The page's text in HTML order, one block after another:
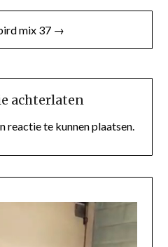
mix 37 →
achterlaten
reactie te kunnen plaatsen.